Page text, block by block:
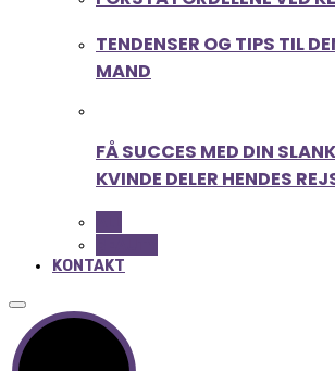
TENDENSER OG TIPS TIL
MAND
FÅ SUCCES MED DIN
KVINDE DELER HENDES
KONTAKT